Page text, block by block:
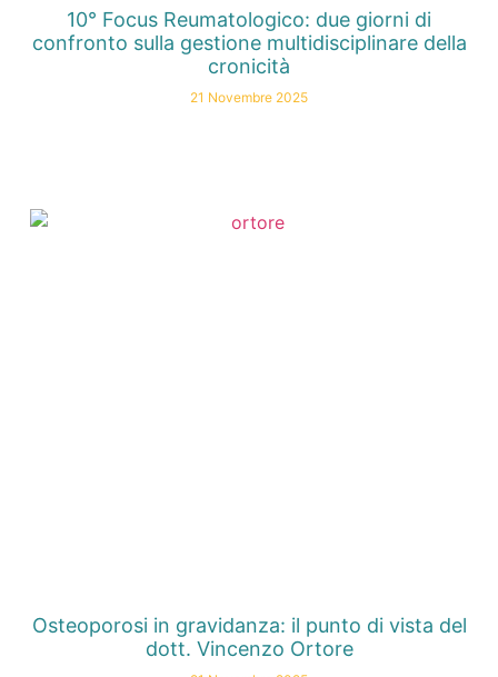
10° Focus Reumatologico: due giorni di
confronto sulla gestione multidisciplinare della
cronicità
21 Novembre 2025
Osteoporosi in gravidanza: il punto di vista del
dott. Vincenzo Ortore